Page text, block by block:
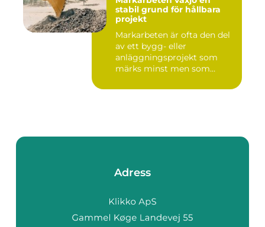
stabil grund för hållbara
projekt
Markarbeten är ofta den del
av ett bygg- eller
anläggningsprojekt som
märks minst men som
Adress